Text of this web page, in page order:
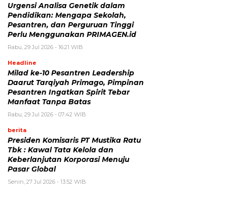
Urgensi Analisa Genetik dalam
Pendidikan: Mengapa Sekolah,
Pesantren, dan Perguruan Tinggi
Perlu Menggunakan PRIMAGEN.id
Rabu, 29 Jul 2026 - 16:21 WIB
Headline
Milad ke-10 Pesantren Leadership
Daarut Tarqiyah Primago, Pimpinan
Pesantren Ingatkan Spirit Tebar
Manfaat Tanpa Batas
Rabu, 29 Jul 2026 - 07:42 WIB
berita
Presiden Komisaris PT Mustika Ratu
Tbk : Kawal Tata Kelola dan
Keberlanjutan Korporasi Menuju
Pasar Global
Senin, 27 Jul 2026 - 13:52 WIB